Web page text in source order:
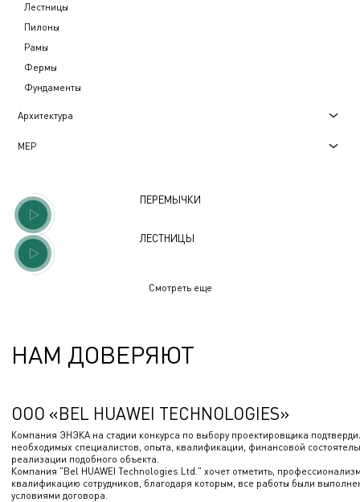
Лестницы
Пилоны
Рамы
Фермы
Фундаменты
Архитектура
МЕР
ПЕРЕМЫЧКИ
ЛЕСТНИЦЫ
Смотреть еще
НАМ ДОВЕРЯЮТ
ООО «BEL HUAWEI TECHNOLOGIES»
Компания ЭНЭКА на стадии конкурса по выбору проектировщика
необходимых специалистов, опыта, квалификации, финансовой
реализации подобного объекта.
Компания "Bel HUAWEI Technologies Ltd." хочет отметить,
квалификацию сотрудников, благодаря которым, все работы были
условиями договора.